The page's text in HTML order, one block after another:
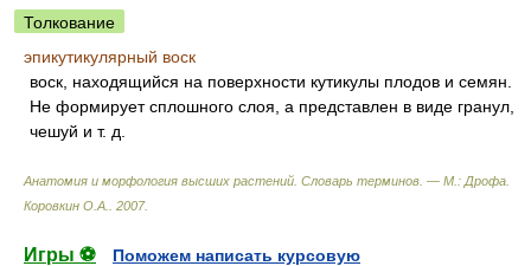
Толкование
эпикутикулярный воск
воск, находящийся на поверхности кутикулы плодов и семян.
Не формирует сплошного слоя, а представлен в виде гранул,
чешуй и т. д.
Анатомия и морфология высших растений. Словарь терминов. — М.: Дрофа
Коровкин О.А.
2007.
Игры ⚽
Поможем написать курсовую